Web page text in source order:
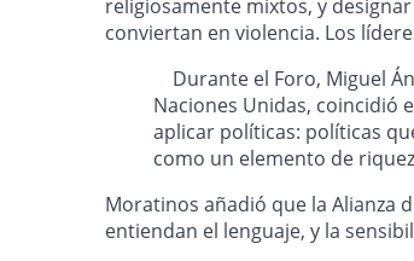
religiosamente mixtos, y
conviertan en violencia. Los
Durante el Foro, Miguel
Naciones Unidas, coincidió
aplicar políticas: políticas
como un elemento de
Moratinos añadió que la Alianza
entiendan el lenguaje, y la